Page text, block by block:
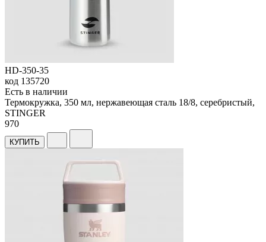
HD-350-35
код 135720
Есть в наличии
Термокружка, 350 мл, нержавеющая сталь 18/8, серебристый,
STINGER
970
КУПИТЬ